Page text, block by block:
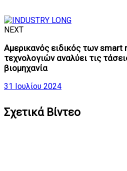
NEXT
Αμερικανός ειδικός των
τεχνολογιών αναλύει τις
βιομηχανία
31 Ιουλίου 2024
Σχετικά Βίντεο